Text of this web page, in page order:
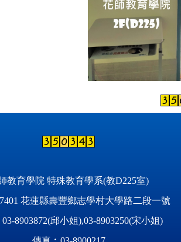
教育學院 特殊教育學系(教D225室)
花蓮縣壽豐鄉志學村大學路二段一號
8903872(邱小姐),03-8903250(宋小姐)